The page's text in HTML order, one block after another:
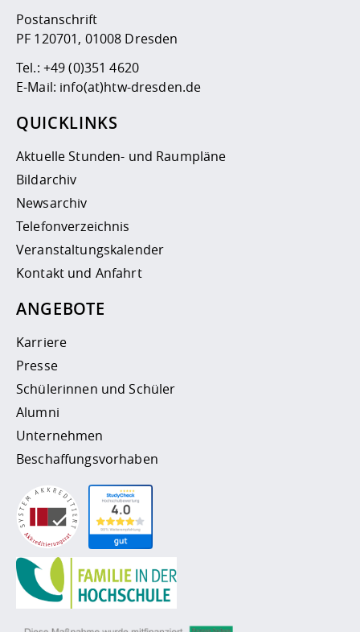
Postanschrift
PF 120701, 01008 Dresden
Tel.: +49 (0)351 4620
E-Mail: info(at)htw-dresden.de
QUICKLINKS
Aktuelle Stunden- und Raumpläne
Bildarchiv
Newsarchiv
Telefonverzeichnis
Veranstaltungskalender
Kontakt und Anfahrt
ANGEBOTE
Karriere
Presse
Schülerinnen und Schüler
Alumni
Unternehmen
Beschaffungsvorhaben